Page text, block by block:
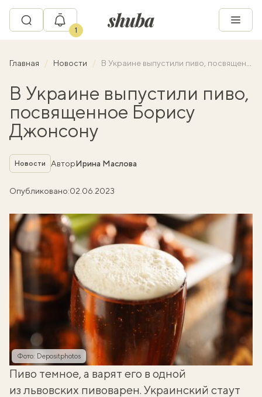
1
Главная Новости В Украине выпустили пиво, посвященное Борису Джонсону
В Украине выпустили пиво,
посвященное Борису
Джонсону
Рубрика
Новости АвторИрина Маслова
Опубликовано:02.06.2023
Фото: Depositphotos
Пиво темное, а варят его в одной
из львовских пивоварен. Украинский стаут